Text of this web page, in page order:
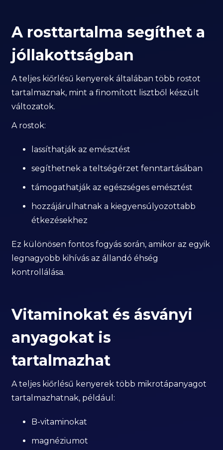
A rosttartalma segíthet a
jóllakottságban
A teljes kiőrlésű kenyerek általában több rostot
tartalmaznak, mint a finomított lisztből készült
változatok.
A rostok:
lassíthatják az emésztést
segíthetnek a teltségérzet fenntartásában
támogathatják az egészséges emésztést
hozzájárulhatnak a kiegyensúlyozottabb
étkezésekhez
Ez különösen fontos fogyás során, amikor az egyik
legnagyobb kihívás az állandó éhség
kontrollálása.
Vitaminokat és ásványi
anyagokat is
tartalmazhat
A teljes kiőrlésű kenyerek több mikrotápanyagot
tartalmazhatnak, például:
B-vitaminokat
magnéziumot